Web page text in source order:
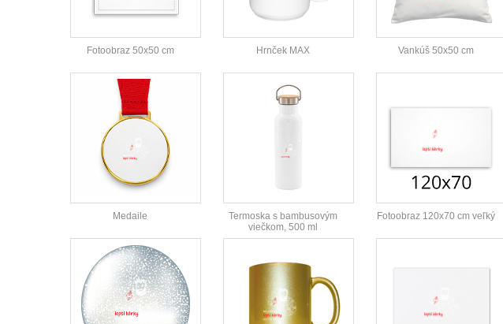
Fotoobraz 50x50 cm Hrnček MAX Vankúš 50x50 cm
Medaile
Termoska s bambusovým
viečkom, 500 ml
Fotoobraz 120x70 cm veľký